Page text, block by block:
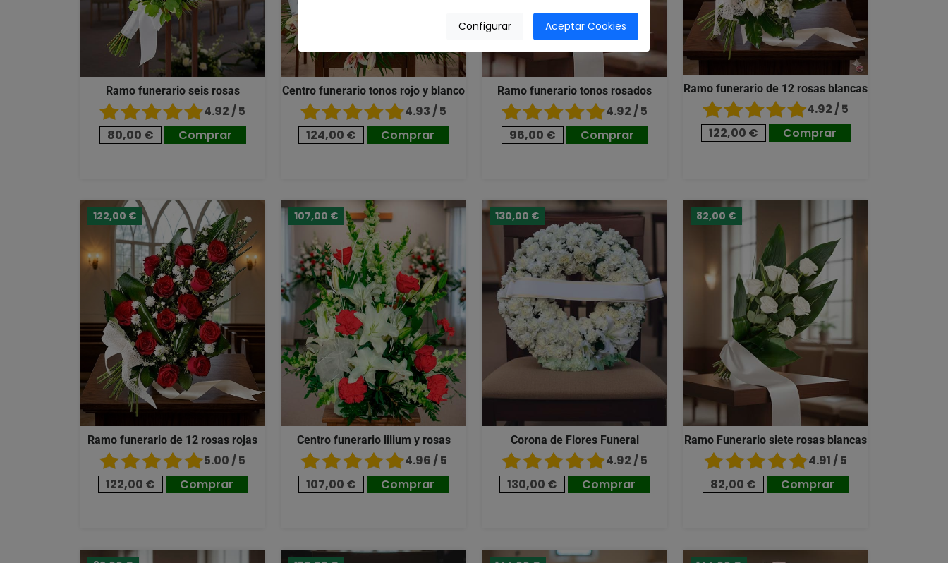
Ramo funerario seis rosas
4.92 / 5
80,00 €
Comprar
Centro funerario tonos rojo y blanco
4.93 / 5
124,00 €
Comprar
Ramo funerario tonos rosados
4.92 / 5
96,00 €
Comprar
Ramo funerario de 12 rosas blancas
4.92 / 5
122,00 €
Comprar
122,00 €
Ramo funerario de 12 rosas rojas
5.00 / 5
122,00 €
Comprar
107,00 €
Centro funerario lilium y rosas
4.96 / 5
107,00 €
Comprar
130,00 €
Corona de Flores Funeral
4.92 / 5
130,00 €
Comprar
82,00 €
Ramo Funerario siete rosas blancas
4.91 / 5
82,00 €
Comprar
Configurar Aceptar Cookies